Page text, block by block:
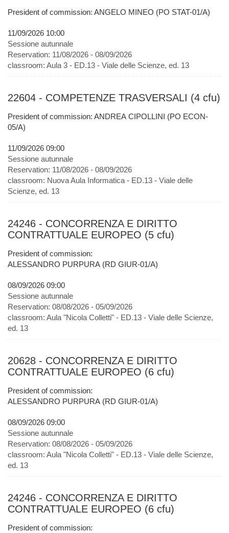
President of commission: ANGELO MINEO (PO STAT-01/A)
11/09/2026 10:00
Sessione autunnale
Reservation: 11/08/2026 - 08/09/2026
classroom: Aula 3 - ED.13 - Viale delle Scienze, ed. 13
22604 - COMPETENZE TRASVERSALI (4 cfu)
President of commission: ANDREA CIPOLLINI (PO ECON-
05/A)
11/09/2026 09:00
Sessione autunnale
Reservation: 11/08/2026 - 08/09/2026
classroom: Nuova Aula Informatica - ED.13 - Viale delle
Scienze, ed. 13
24246 - CONCORRENZA E DIRITTO
CONTRATTUALE EUROPEO (5 cfu)
President of commission:
ALESSANDRO PURPURA (RD GIUR-01/A)
08/09/2026 09:00
Sessione autunnale
Reservation: 08/08/2026 - 05/09/2026
classroom: Aula "Nicola Colletti" - ED.13 - Viale delle Scienze,
ed. 13
20628 - CONCORRENZA E DIRITTO
CONTRATTUALE EUROPEO (6 cfu)
President of commission:
ALESSANDRO PURPURA (RD GIUR-01/A)
08/09/2026 09:00
Sessione autunnale
Reservation: 08/08/2026 - 05/09/2026
classroom: Aula "Nicola Colletti" - ED.13 - Viale delle Scienze,
ed. 13
24246 - CONCORRENZA E DIRITTO
CONTRATTUALE EUROPEO (6 cfu)
President of commission: